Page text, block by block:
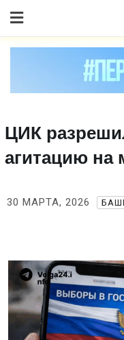
to content
ЦИК
агитацию на
30 МАРТА, 2026